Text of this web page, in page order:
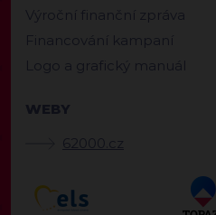
Výroční finanční zpráva
Financování kampaní
Logo a grafický manuál
WEBY
62000.cz